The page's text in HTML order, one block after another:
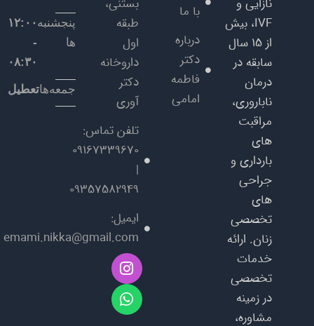
نازایی و
IVF، بیش
از ۱۵ سال
سابقه در
درمان
ناباروری،
مراقبت‌
های
بارداری و
جراحی‌
های
تخصصی
زنان. ارائه
خدمات
تخصصی
در زمینه
مشاوره،
با ما
درباره
دکتر
فاطمه
امامی
بستنی،
طبقه
اول
داروخانه
دکتر
آوری
تلفن تماس:
09167339670
|
09357582949
ایمیل:
emami.nikka@gmail.com
I
n
s
t
a
W
h
a
t
s
پنجشنبه
ها
۱۲:۰۰
-
۰۸:۳۰
جمعه‌هاتعطیل